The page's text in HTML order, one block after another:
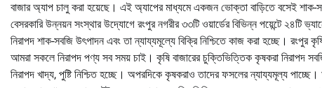
বাজার অ্যাপ চালু করা হয়েছে। এই অ্যাপের মাধ্যমে একজন ভোক্তা বাড়িতে বসেই শাক-
বেসরকারি উন্নয়ন সংস্থার উদ্যোগে রংপুর নগরীর ৩৩টি ওয়ার্ডের বিভিন্ন পয়েন্টে ২৪টি
নিরাপদ শাক-সবজি উৎপাদন এবং তা ন্যায্যমূল্যে বিক্রি নিশ্চিতে কাজ করা হচ্ছে। রংপুর
আমরা সকলে নিরাপদ পণ্য সব সময় চাই। কৃষি বাজারের চুক্তিভিত্তিক কৃষকরা নিরাপদ
নিরাপদ খাদ্য, পুষ্টি নিশ্চিত হচ্ছে। অপরদিকে কৃষকরাও তাদের ফসলের ন্যায্যমূল্য